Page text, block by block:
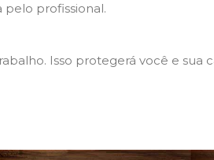
pelo profissional.
Isso protegerá você e sua